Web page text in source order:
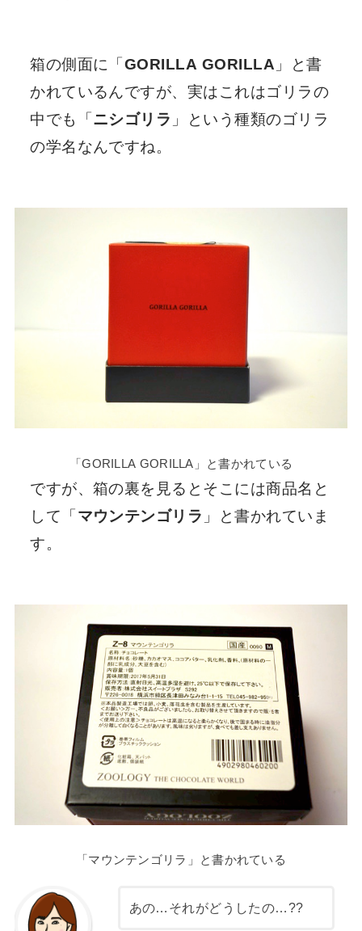
箱の側面に「 GORILLA GORILLA 」と書
かれているんですが、実はこれはゴリラの
中でも「 ニシゴリラ 」という種類のゴリラ
の学名なんですね。
「GORILLA GORILLA」と書かれている
ですが、箱の裏を見るとそこには商品名と
して「マウンテンゴリラ 」と書かれていま
す。
「マウンテンゴリラ」と書かれている
あの…それがどうしたの…??